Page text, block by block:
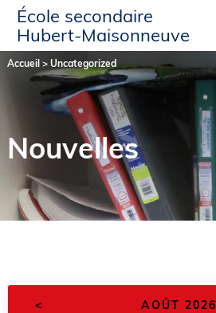
École secondaire
Hubert‑Maisonneuve
Accueil> Uncategorized
Nouvelles
< AOÛT 2026